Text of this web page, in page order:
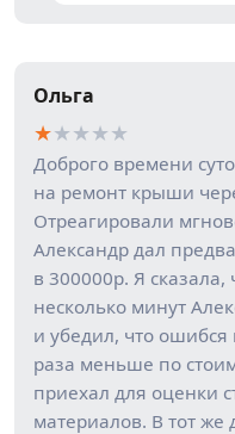
Ольга
★★★★★
Доброго времени
на ремонт крыши
Отреагировали
Александр дал
в 300000р. Я сказала,
несколько минут
и убедил, что ошибся
раза меньше по
приехал для оценки
материалов. В тот же